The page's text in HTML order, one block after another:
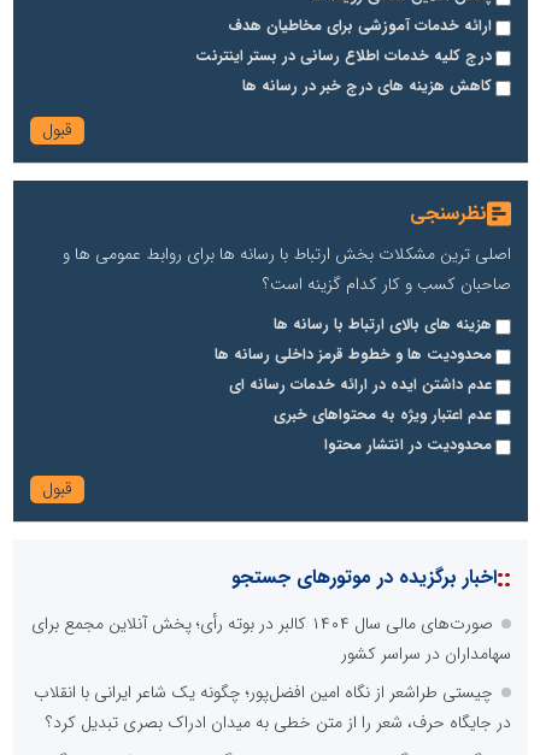
ارائه خدمات آموزشی برای مخاطیان هدف
درج کلیه خدمات اطلاع رسانی در بستر اینترنت
کاهش هزینه های درج خبر در رسانه ها
نظرسنجی
اصلی ترین مشکلات بخش ارتباط با رسانه ها برای روابط عمومی ها و
صاحبان کسب و کار کدام گزینه است؟
هزینه های بالای ارتباط با رسانه ها
محدودیت ها و خطوط قرمز داخلی رسانه ها
عدم داشتن ایده در ارائه خدمات رسانه ای
عدم اعتبار ویژه به محتواهای خبری
محدودیت در انتشار محتوا
::اخبار برگزیده در موتورهای جستجو
صورت‌های مالی سال ۱۴۰۴ کالبر در بوته رأی؛ پخش آنلاین مجمع برای
سهامداران در سراسر کشور
چیستی طراشعر از نگاه امین افضل‌پور؛ چگونه یک شاعر ایرانی با انقلاب
در جایگاه حرف، شعر را از متن خطی به میدان ادراک بصری تبدیل کرد؟